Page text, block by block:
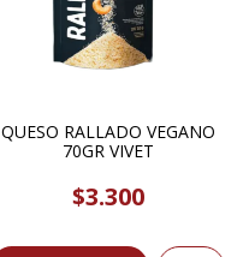
QUESO RALLADO VEGANO
70GR VIVET
$3.300